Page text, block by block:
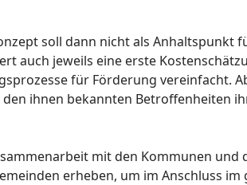
soll dann nicht als Anhaltspunkt
auch jeweils eine erste
für Förderung vereinfacht.
ihnen bekannten Betroffenheiten
mit den Kommunen und
erheben, um im Anschluss im